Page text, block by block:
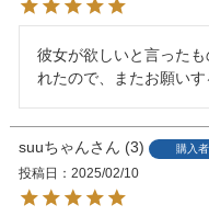
彼女が欲しいと言った
れたので、またお願い
suuちゃん 3 購入者
投稿日
2025/02/10